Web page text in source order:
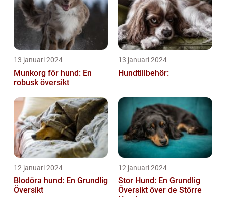
13 januari 2024
Munkorg för hund: En
robusk översikt
13 januari 2024
Hundtillbehör:
12 januari 2024
Blodöra hund: En Grundlig
Översikt
12 januari 2024
Stor Hund: En Grundlig
Översikt över de Större